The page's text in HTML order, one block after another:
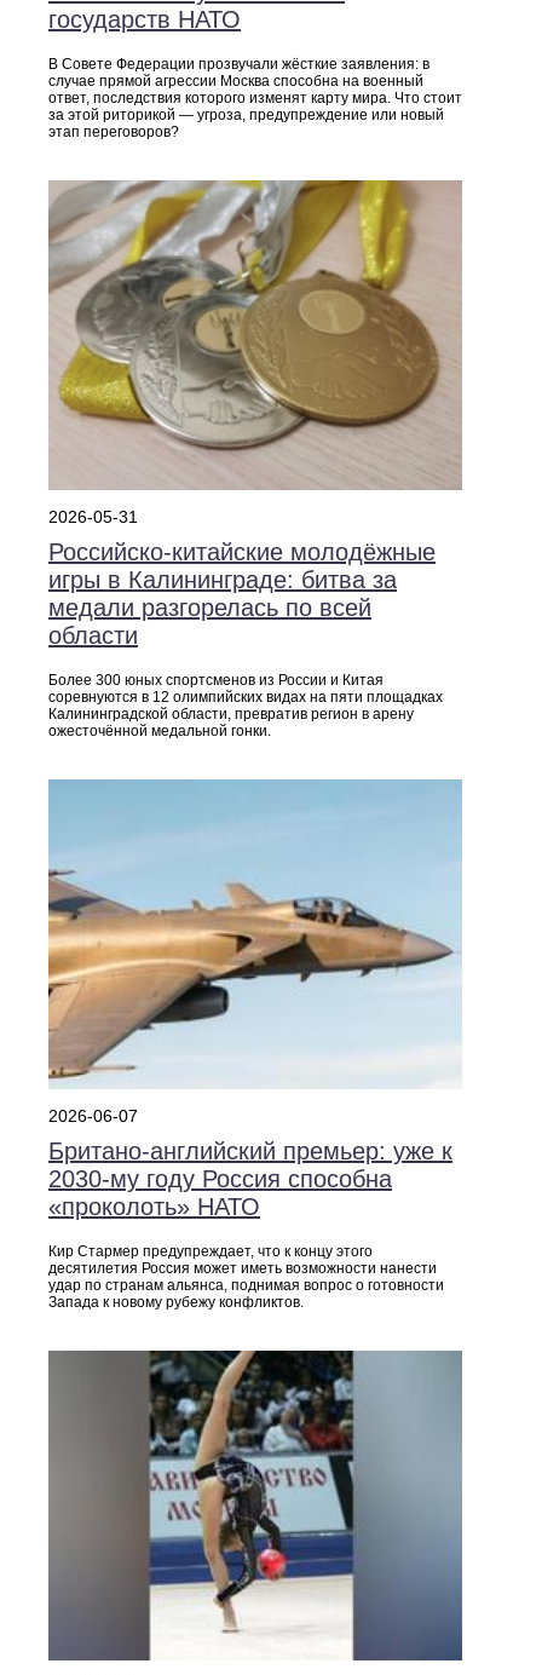
государств НАТО
В Совете Федерации прозвучали жёсткие заявления: в
случае прямой агрессии Москва способна на военный
ответ, последствия которого изменят карту мира. Что стоит
за этой риторикой — угроза, предупреждение или новый
этап переговоров?
2026-05-31
Российско‑китайские молодёжные
игры в Калининграде: битва за
медали разгорелась по всей
области
Более 300 юных спортсменов из России и Китая
соревнуются в 12 олимпийских видах на пяти площадках
Калининградской области, превратив регион в арену
ожесточённой медальной гонки.
2026-06-07
Британо‑английский премьер: уже к
2030‑му году Россия способна
«проколоть» НАТО
Кир Стармер предупреждает, что к концу этого
десятилетия Россия может иметь возможности нанести
удар по странам альянса, поднимая вопрос о готовности
Запада к новому рубежу конфликтов.